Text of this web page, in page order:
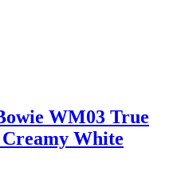
WM03 True
White